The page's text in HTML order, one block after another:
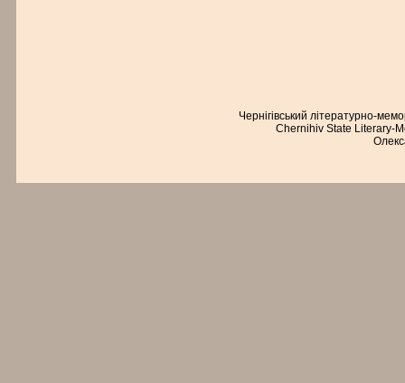
Чернігівський літературно-
Chernihiv State Literary-